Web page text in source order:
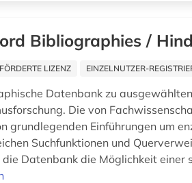
Bibliographies /
LIZENZ EINZELNUTZER-
Datenbank zu
Die von
grundlegenden Einführungen um
Suchfunktionen und
Datenbank die Möglichkeit einer